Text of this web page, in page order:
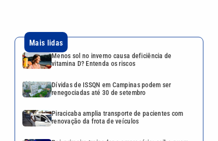
Motorista sem habilitação e embriagado invade
pizzaria e deixa feridos em Mongaguá
Continua após a publicidade